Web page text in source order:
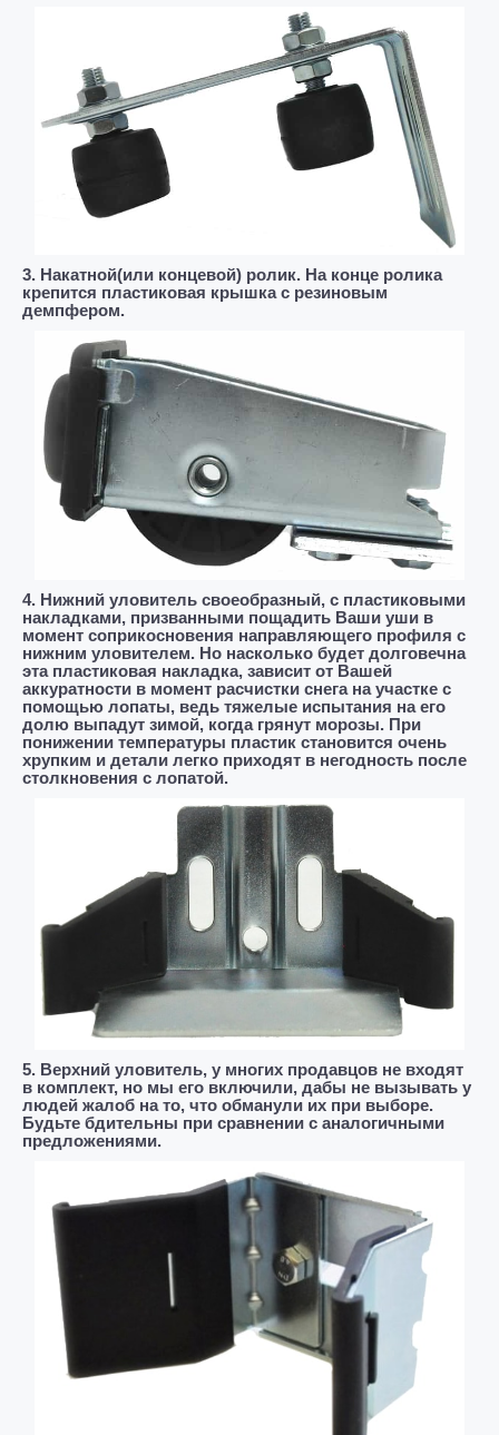
3. Накатной(или концевой) ролик. На конце ролика
крепится пластиковая крышка с резиновым
демпфером.
4. Нижний уловитель своеобразный, с пластиковыми
накладками, призванными пощадить Ваши уши в
момент соприкосновения направляющего профиля с
нижним уловителем. Но насколько будет долговечна
эта пластиковая накладка, зависит от Вашей
аккуратности в момент расчистки снега на участке с
помощью лопаты, ведь тяжелые испытания на его
долю выпадут зимой, когда грянут морозы. При
понижении температуры пластик становится очень
хрупким и детали легко приходят в негодность после
столкновения с лопатой.
5. Верхний уловитель, у многих продавцов не входят
в комплект, но мы его включили, дабы не вызывать у
людей жалоб на то, что обманули их при выборе.
Будьте бдительны при сравнении с аналогичными
предложениями.